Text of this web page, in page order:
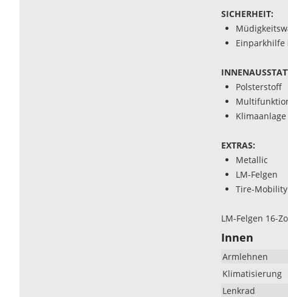
SICHERHEIT:
Einparkhilfe
Polsterstoff
Klimaanlage
EXTRAS:
Metallic
LM-Felgen
Tire-
LM-Felgen 16-
Innen
Armlehnen
Klimatisierung
Lenkrad